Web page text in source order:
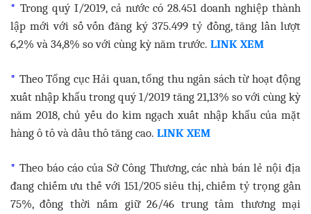
* Trong quý I/2019, cả nước có 28.451 doanh nghiệp thành
lập mới với số vốn đăng ký 375.499 tỷ đồng, tăng lần lượt
6,2% và 34,8% so với cùng kỳ năm trước. LINK XEM
* Theo Tổng cục Hải quan, tổng thu ngân sách từ hoạt động
xuất nhập khẩu trong quý 1/2019 tăng 21,13% so với cùng kỳ
năm 2018, chủ yếu do kim ngạch xuất nhập khẩu của mặt
hàng ô tô và dầu thô tăng cao. LINK XEM
*Theo báo cáo của Sở Công Thương, các nhà bán lẻ nội địa
đang chiếm ưu thế với 151/205 siêu thị, chiếm tỷ trọng gần
75%, đồng thời nắm giữ 26/46 trung tâm thương mại